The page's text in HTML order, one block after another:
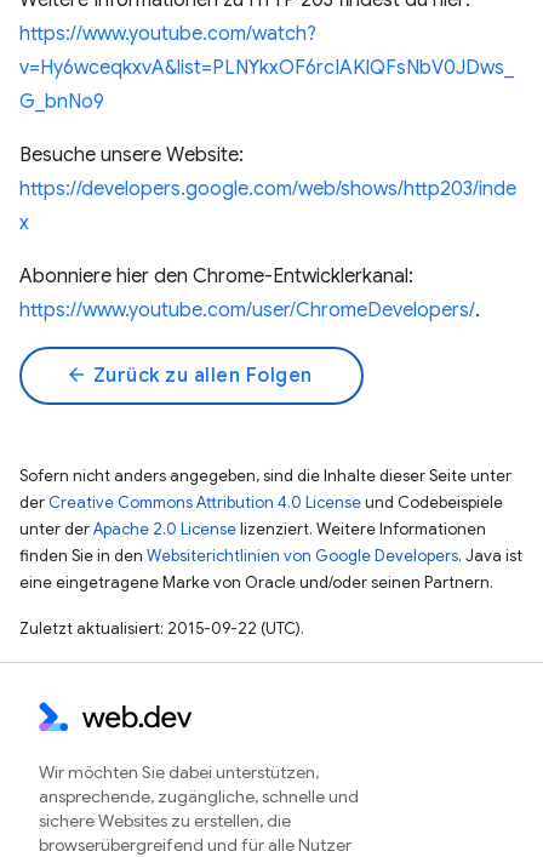
https://www.youtube.com/watch?
v=Hy6wceqkxvA&list=PLNYkxOF6rcIAKIQFsNbV0JDws_
G_bnNo9
Besuche unsere Website:
https://developers.google.com/web/shows/http203/inde
x
Abonniere hier den Chrome-Entwicklerkanal:
https://www.youtube.com/user/ChromeDevelopers/.
arrow_back Zurück zu allen Folgen
Sofern nicht anders angegeben, sind die Inhalte dieser Seite unter
der Creative Commons Attribution 4.0 Licenseund Codebeispiele
unter derApache 2.0 Licenselizenziert. Weitere Informationen
finden Sie in den Websiterichtlinien von Google Developers. Java ist
eine eingetragene Marke von Oracle und/oder seinen Partnern.
Zuletzt aktualisiert: 2015-09-22 (UTC).
Wir möchten Sie dabei unterstützen,
ansprechende, zugängliche, schnelle und
sichere Websites zu erstellen, die
browserübergreifend und für alle Nutzer